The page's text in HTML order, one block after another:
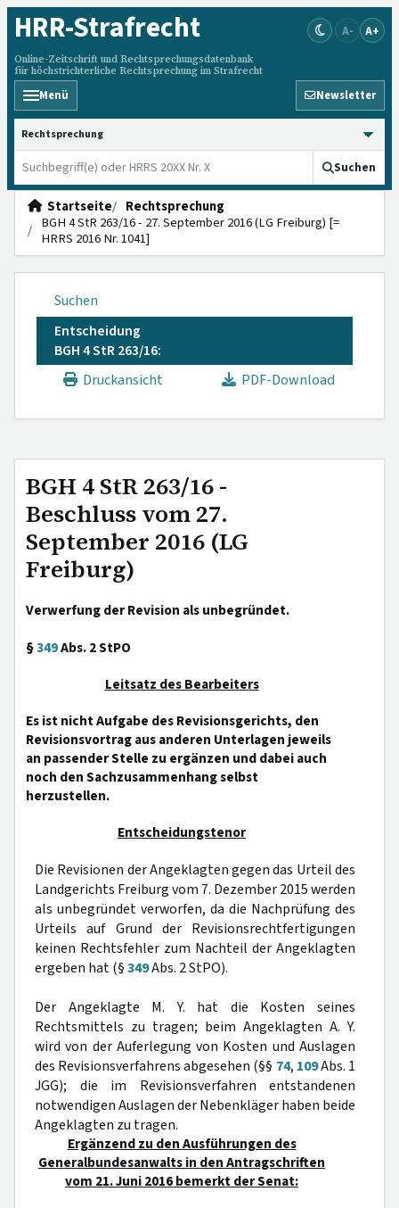
HRR-Strafrecht
Online-Zeitschrift und Rechtsprechungsdatenbank
für höchstrichterliche Rechtsprechung im Strafrecht
A- A+
Menü Newsletter
HRRS durchsuchen
Suchen
Startseite
Rechtsprechung
BGH 4 StR 263/16 - 27. September 2016 (LG Freiburg) [=
HRRS 2016 Nr. 1041]
Suchen
Entscheidung
BGH 4 StR 263/16:
Druckansicht
PDF-Download
BGH 4 StR 263/16 -
Beschluss vom 27.
September 2016 (LG
Freiburg)
Verwerfung der Revision als unbegründet.
§349Abs. 2 StPO
Leitsatz des Bearbeiters
Es ist nicht Aufgabe des Revisionsgerichts, den
Revisionsvortrag aus anderen Unterlagen jeweils
an passender Stelle zu ergänzen und dabei auch
noch den Sachzusammenhang selbst
herzustellen.
Entscheidungstenor
Die Revisionen der Angeklagten gegen das Urteil des
Landgerichts Freiburg vom 7. Dezember 2015 werden
als unbegründet verworfen, da die Nachprüfung des
Urteils auf Grund der Revisionsrechtfertigungen
keinen Rechtsfehler zum Nachteil der Angeklagten
ergeben hat (§349Abs. 2 StPO).
Der Angeklagte M. Y. hat die Kosten seines
Rechtsmittels zu tragen; beim Angeklagten A. Y.
wird von der Auferlegung von Kosten und Auslagen
des Revisionsverfahrens abgesehen (§§ 74, 109Abs. 1
JGG); die im Revisionsverfahren entstandenen
notwendigen Auslagen der Nebenkläger haben beide
Angeklagten zu tragen.
Ergänzend zu den Ausführungen des
Generalbundesanwalts in den Antragschriften
vom 21. Juni 2016 bemerkt der Senat: